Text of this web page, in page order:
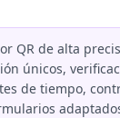
QR de alta
únicos,
de tiempo,